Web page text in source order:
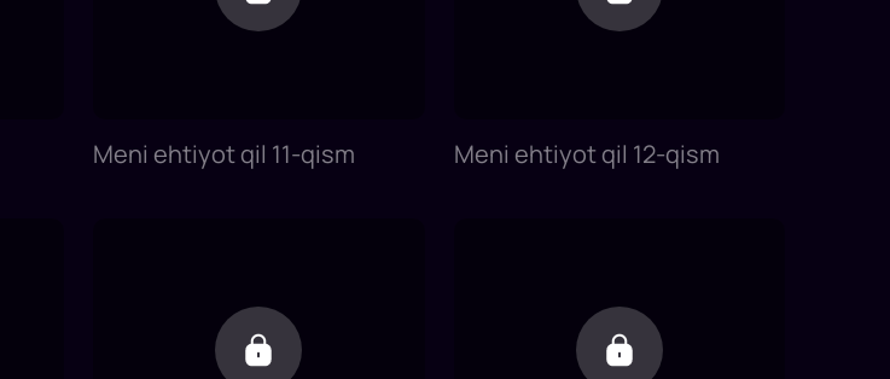
Meni ehtiyot qil 11-qism Meni ehtiyot qil 12-qism